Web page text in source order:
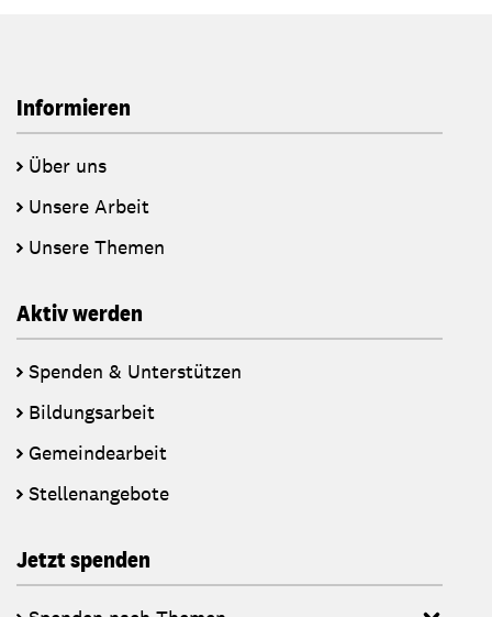
Informieren
Über uns
Unsere Arbeit
Unsere Themen
Aktiv werden
Spenden & Unterstützen
Bildungsarbeit
Gemeindearbeit
Stellenangebote
Jetzt spenden